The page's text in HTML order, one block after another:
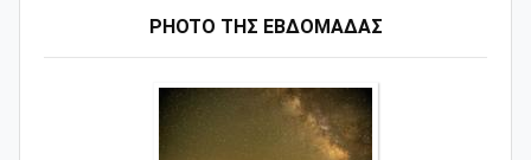
PHOTO ΤΗΣ ΕΒΔΟΜΑΔΑΣ